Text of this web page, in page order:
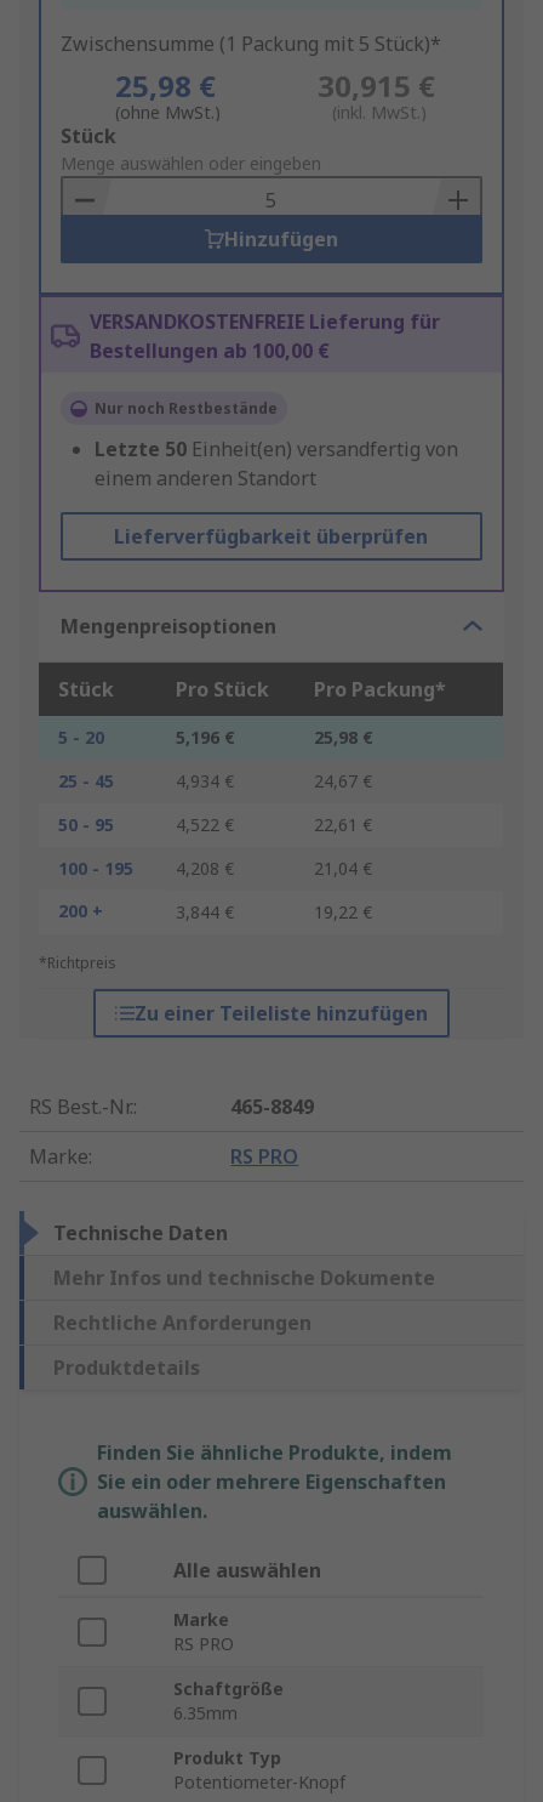
Zwischensumme (1 Packung mit 5 Stück)*
25,98 €
(ohne MwSt.)
30,915 €
(inkl. MwSt.)
Add
to
Basket
Stück
Menge auswählen oder eingeben
Hinzufügen
VERSANDKOSTENFREIE Lieferung für
Bestellungen ab 100,00 €
Nur noch Restbestände
Letzte 50 Einheit(en) versandfertig von
einem anderen Standort
Lieferverfügbarkeit überprüfen
Mengenpreisoptionen
Stück Pro Stück Pro Packung*
5 - 20 5,196 €
25,98 €
25 - 45
4,934 €
24,67 €
50 - 95
4,522 €
22,61 €
100 - 195
4,208 €
21,04 €
200 +
3,844 € 19,22 €
*Richtpreis
Zu einer Teileliste hinzufügen
RS Best.-Nr.:
465-8849
Marke: RS PRO
Technische Daten
Mehr Infos und technische Dokumente
Rechtliche Anforderungen
Produktdetails
Finden Sie ähnliche Produkte, indem
Sie ein oder mehrere Eigenschaften
auswählen.
Alle auswählen
Marke
RS PRO
Schaftgröße
6.35mm
Produkt Typ
Potentiometer-Knopf